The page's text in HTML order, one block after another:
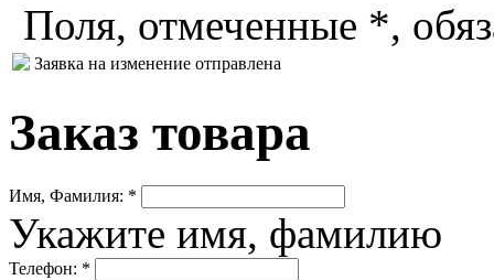
Поля, отмеченные *,
Заявка на изменение отправлена
Заказ товара
Имя, Фамилия: *
Укажите имя, фамилию
Телефон: *